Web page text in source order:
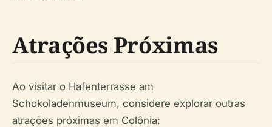
Atrações Próximas
Ao visitar o Hafenterrasse am
Schokoladenmuseum, considere explorar outras
atrações próximas em Colônia: